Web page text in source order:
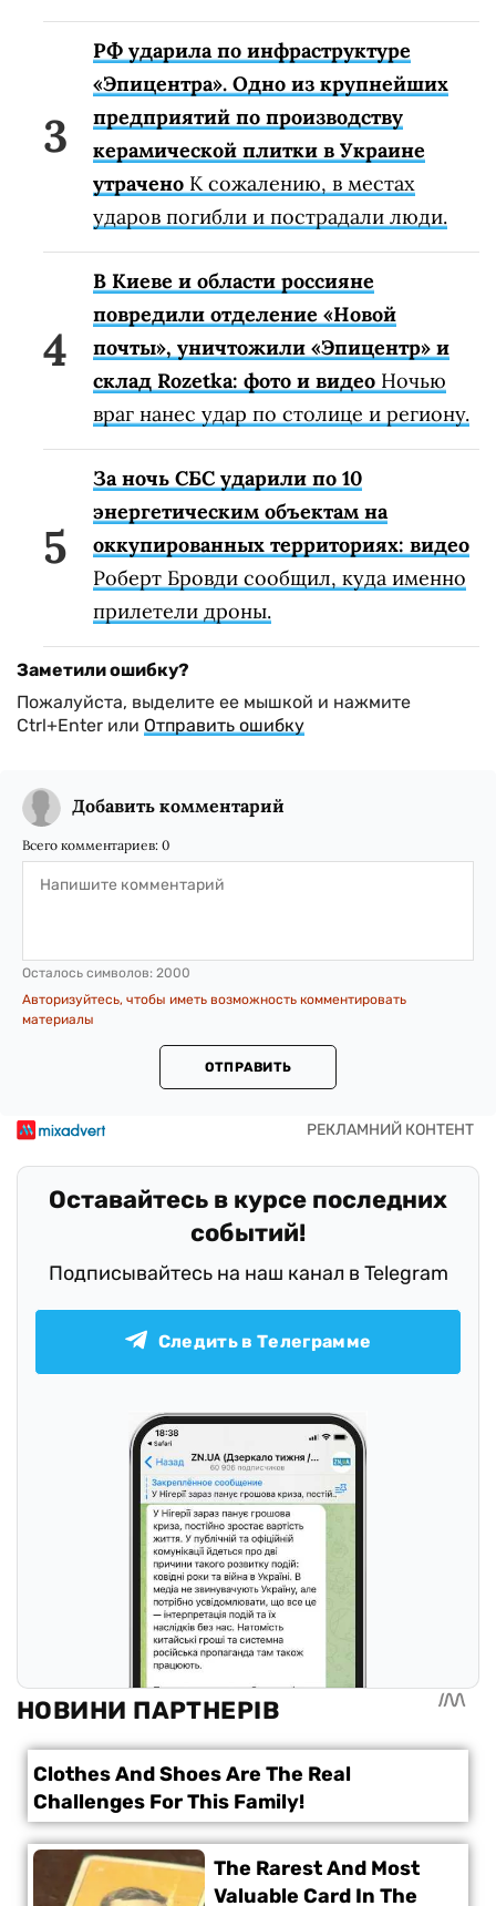
РФ ударила по инфраструктуре
«Эпицентра». Одно из крупнейших
предприятий по производству
керамической плитки в Украине
утрачено К сожалению, в местах
ударов погибли и пострадали люди.
В Киеве и области россияне
повредили отделение «Новой
почты», уничтожили «Эпицентр» и
склад Rozetka: фото и видео Ночью
враг нанес удар по столице и региону.
За ночь СБС ударили по 10
энергетическим объектам на
оккупированных территориях: видео
Роберт Бровди сообщил, куда именно
прилетели дроны.
Заметили ошибку?
Пожалуйста, выделите ее мышкой и нажмите
Ctrl+Enter или Отправить ошибку
Добавить комментарий
Всего комментариев: 0
Осталось символов: 2000
Авторизуйтесь, чтобы иметь возможность комментировать
материалы
ОТПРАВИТЬ
Оставайтесь в курсе последних
событий!
Подписывайтесь на наш канал в Telegram
Следить в Телеграмме